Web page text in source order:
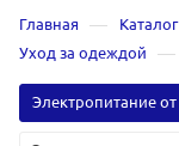
Главная — Каталог
Уход за одеждой —
Электропитание